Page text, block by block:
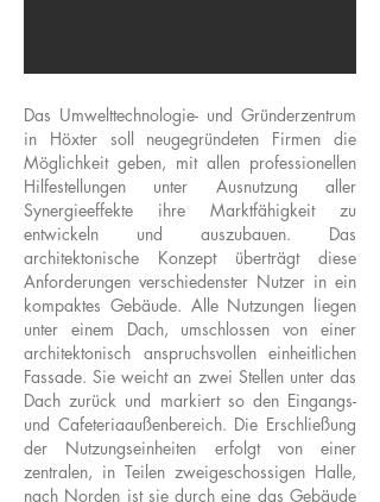
Das Umwelttechnologie- und Gründerzentrum
in Höxter soll neugegründeten Firmen die
Möglichkeit geben, mit allen professionellen
Hilfestellungen unter Ausnutzung aller
Synergieeffekte ihre Marktfähigkeit zu
entwickeln und auszubauen. Das
architektonische Konzept überträgt diese
Anforderungen verschiedenster Nutzer in ein
kompaktes Gebäude. Alle Nutzungen liegen
unter einem Dach, umschlossen von einer
architektonisch anspruchsvollen einheitlichen
Fassade. Sie weicht an zwei Stellen unter das
Dach zurück und markiert so den Eingangs-
und Cafeteriaaußenbereich. Die Erschließung
der Nutzungseinheiten erfolgt von einer
zentralen, in Teilen zweigeschossigen Halle,
nach Norden ist sie durch eine das Gebäude